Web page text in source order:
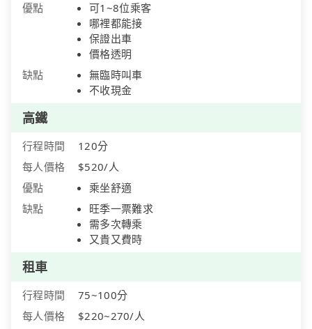
優點
可1~8位乘客
哪裡都能接
保證出車
價格透明
缺點
無臨時叫車
不收現金
高鐵
行程時間
120分
每人價格
$520/人
優點
乘坐舒適
缺點
旺季一票難求
需多次轉乘
又貴又費時
租車
行程時間
75~100分
每人價格
$220~270/人